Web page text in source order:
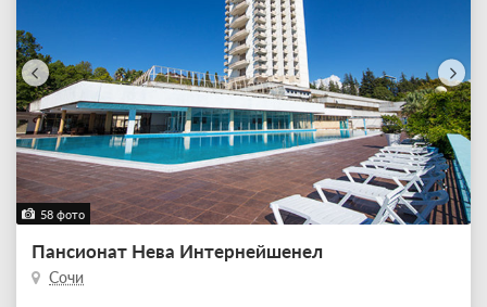
58 фото
Пансионат Нева Интернейшенел
Сочи